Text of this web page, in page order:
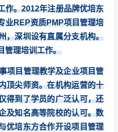
作。2012年注册品牌优培东
业REP资质PMP项目管理培
，深圳设有直属分支机构。
管理培训工作。
项目管理教学及企业项目管
顶尖师资。在机构运营的十
得到了学员的广泛认可，还
及知名高等院校的认可。数
优培东方合作开设项目管理